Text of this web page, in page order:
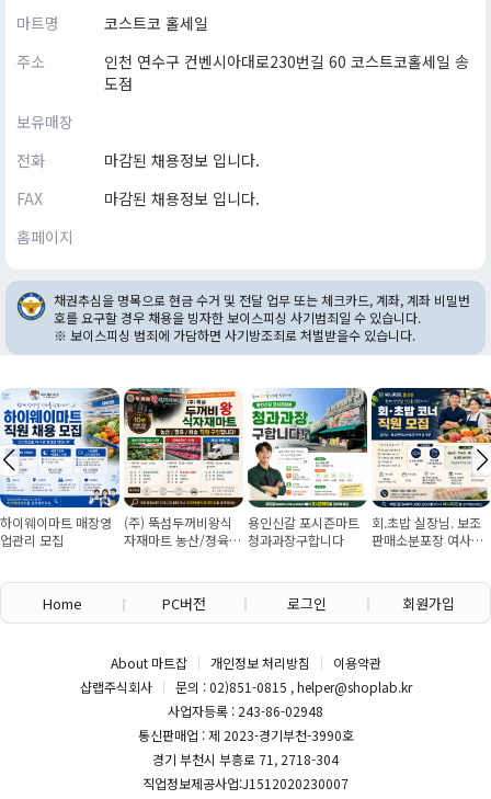
마트명
코스트코 홀세일
주소
인천 연수구 컨벤시아대로230번길 60 코스트코홀세일 송
도점
보유매장
전화
마감된 채용정보 입니다.
FAX
마감된 채용정보 입니다.
홈페이지
채권추심을 명목으로 현금 수거 및 전달 업무 또는 체크카드, 계좌, 계좌 비밀번
호를 요구할 경우 채용을 빙자한 보이스피싱 사기범죄일 수 있습니다.
※ 보이스피싱 범죄에 가담하면 사기방조죄로 처벌받을수 있습니다.
하이웨이마트 매장영
업관리 모집
(주) 뚝섬두꺼비왕식
자재마트 농산/졍육/
용인신갈 포시즌마트
청과과장구합니다
회.초밥 실장님. 보조
판매소분포장 여사님
Home PC버전 로그인 회원가입
About 마트잡 개인정보 처리방침
이용약관
샵랩주식회사
문의 : 02)851-0815 , helper@shoplab.kr
사업자등록 : 243-86-02948
통신판매업 : 제 2023-경기부천-3990호
경기 부천시 부흥로 71, 2718-304
직업정보제공사업:J1512020230007